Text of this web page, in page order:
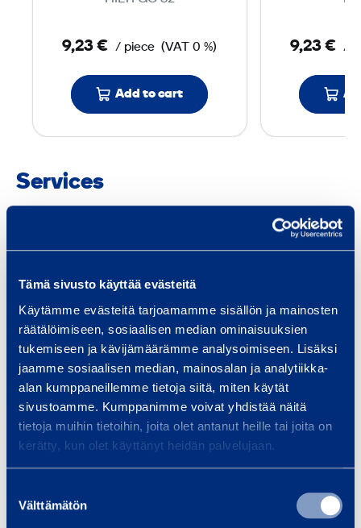
Tämä sivusto käyttää evästeitä
Käytämme evästeitä tarjoamamme sisällön ja mainosten
räätälöimiseen, sosiaalisen median ominaisuuksien
tukemiseen ja kävijämäärämme analysoimiseen. Lisäksi
jaamme sosiaalisen median, mainosalan ja analytiikka-
alan kumppaneillemme tietoja siitä, miten käytät
sivustoamme. Kumppanimme voivat yhdistää näitä
tietoja muihin tietoihin, joita olet antanut heille tai joita on
kerätty, kun olet käyttänyt heidän palvelujaan.
valinta
Välttämätön
n
9,23 € / piece (VAT 0 %)
Add to cart
9,23 € /
Services
Traffic safety and
infrastructure
We provide infrastructure
construction equipment and
services, whether your project is
a bridge, tunnel, railway…
Read more
and